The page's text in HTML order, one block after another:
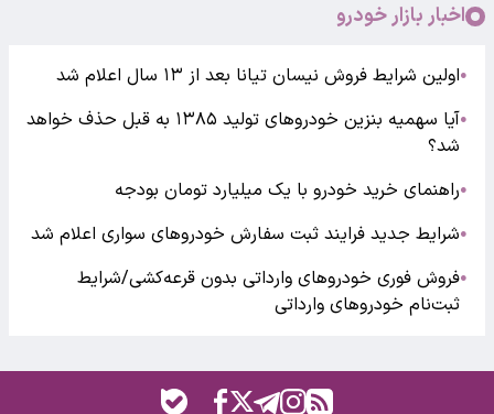
اخبار بازار خودرو
●اولین شرایط فروش نیسان تیانا بعد از ۱۳ سال اعلام شد
●
آیا سهمیه بنزین خودروهای تولید ۱۳۸۵ به قبل حذف خواهد
شد؟
●راهنمای خرید خودرو با یک میلیارد تومان بودجه
●شرایط جدید فرایند ثبت سفارش خودروهای سواری اعلام شد
●فروش فوری خودروهای وارداتی بدون قرعه‌کشی/شرایط
ثبت‌نام خودروهای وارداتی